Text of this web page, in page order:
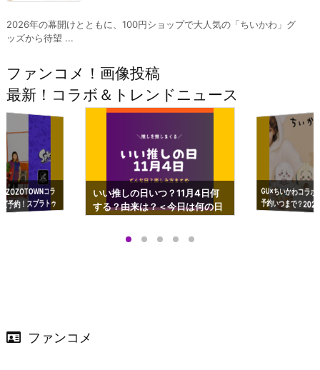
2026年の幕開けとともに、100円ショップで大人気の「ちいかわ」グ
ッズから待望 ...
ファンコメ！画像投稿
最新！コラボ＆トレンドニュース
コラ
予約！スプラトゥ
ップも渋谷Hz
いい推しの日いつ？11月4日何
する？由来は？＜今日は何の日
GU×ちいかわコラ
予約いつまで？
ーチやショルダー
ファンコメ